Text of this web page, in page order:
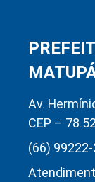
Av.
CEP –
(66)